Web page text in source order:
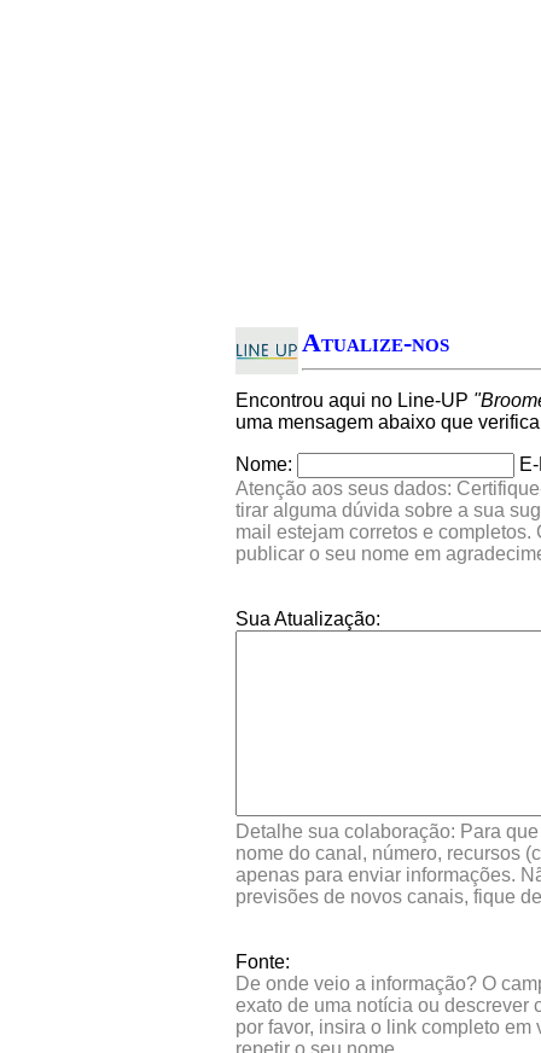
Atualize-nos
Encontrou aqui no Line-UP
uma mensagem abaixo que
Nome:
Atenção aos seus dados:
tirar alguma dúvida sobre a sua
mail estejam corretos e
publicar o seu nome em
Sua Atualização:
Detalhe sua colaboração: Para
nome do canal, número, recursos
apenas para enviar informações.
previsões de novos canais, fique
Fonte:
De onde veio a informação? O
exato de uma notícia ou descrever
por favor, insira o link completo
repetir o seu nome.